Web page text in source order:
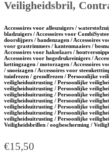
Veiligheidsbril,
Accessoires voor alleszuigers /
bladzuigers / Accessoires voor
doorslijpers / bandenzagen / Accessoires
voor grastrimmers / kantenmaaiers /
Accessoires voor hakselaars /
Accessoires voor hogedrukreinigers /
kettingzagen / motorzagen / Accessoires
/ snoeizagen / Accessoires voor
tuinfrezen / grondfrezen / Persoonlijke
veiligheidsuitrusting / Persoonlijke
veiligheidsuitrusting / Persoonlijke
veiligheidsuitrusting / Persoonlijke
veiligheidsuitrusting / Persoonlijke
veiligheidsuitrusting / Persoonlijke
veiligheidsuitrusting / Persoonlijke
veiligheidsuitrusting / Persoonlijke
Veiligheidsbrillen / oogbescherming /
€15,50